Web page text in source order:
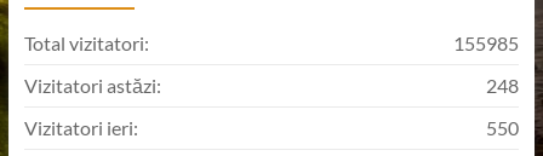
155985
Total vizitatori:
248
Vizitatori astăzi:
550
Vizitatori ieri: